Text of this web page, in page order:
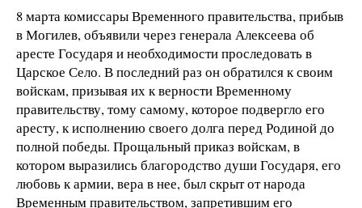
8 марта комиссары Временного правительства, прибыв
в Могилев, объявили через генерала Алексеева об
аресте Государя и необходимости проследовать в
Царское Село. В последний раз он обратился к своим
войскам, призывая их к верности Временному
правительству, тому самому, которое подвергло его
аресту, к исполнению своего долга перед Родиной до
полной победы. Прощальный приказ войскам, в
котором выразились благородство души Государя, его
любовь к армии, вера в нее, был скрыт от народа
Временным правительством, запретившим его